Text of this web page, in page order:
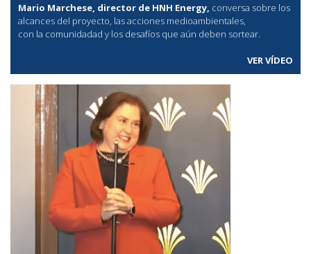
Mario Marchese, director de HNH Energy, conversa sobre los
alcances del proyecto, las acciones medioambientales,
con la comunidadad y los desafíos que aún deben sortear.
VER VÍDEO